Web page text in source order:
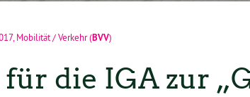
,Mobilität / Verkehr(BVV)
die IGA zur